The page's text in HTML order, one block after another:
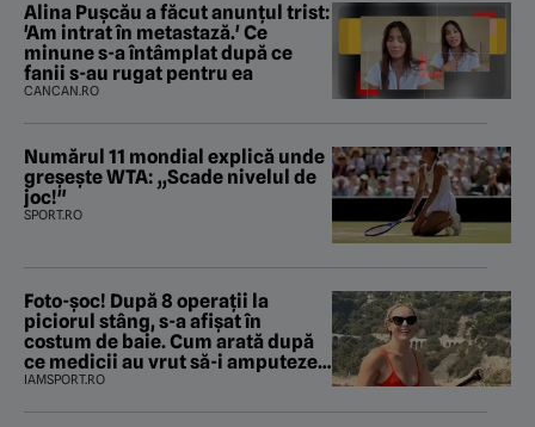
Alina Pușcău a făcut anunțul trist:
'Am intrat în metastază.' Ce
minune s-a întâmplat după ce
fanii s-au rugat pentru ea
CANCAN.RO
Numărul 11 mondial explică unde
greșește WTA: „Scade nivelul de
joc!"
SPORT.RO
Foto-șoc! După 8 operații la
piciorul stâng, s-a afișat în
costum de baie. Cum arată după
ce medicii au vrut să-i amputeze
piciorul
IAMSPORT.RO